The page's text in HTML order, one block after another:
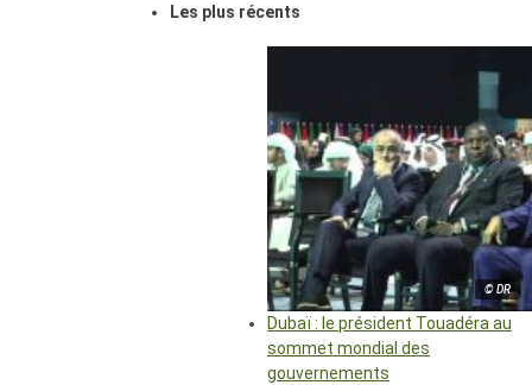
Les plus récents
© DR
Dubaï : le président Touadéra au
sommet mondial des
gouvernements